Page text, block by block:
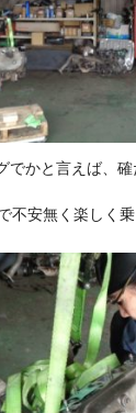
でかと言えば、
不安無く楽しく